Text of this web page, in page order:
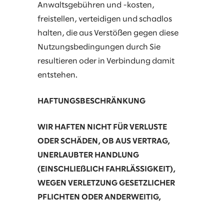
Anwaltsgebühren und -kosten,
freistellen, verteidigen und schadlos
halten, die aus Verstößen gegen diese
Nutzungsbedingungen durch Sie
resultieren oder in Verbindung damit
entstehen.
HAFTUNGSBESCHRÄNKUNG
WIR HAFTEN NICHT FÜR VERLUSTE
ODER SCHÄDEN, OB AUS VERTRAG,
UNERLAUBTER HANDLUNG
(EINSCHLIEßLICH FAHRLÄSSIGKEIT),
WEGEN VERLETZUNG GESETZLICHER
PFLICHTEN ODER ANDERWEITIG,